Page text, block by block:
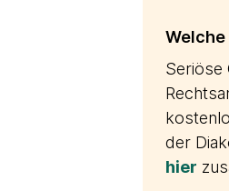
Seriöse
der
hier